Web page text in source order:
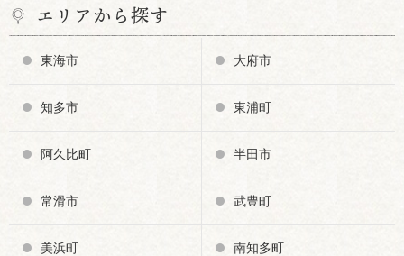
エリアから探す
東海市 大府市
知多市 東浦町
阿久比町 半田市
常滑市 武豊町
美浜町 南知多町